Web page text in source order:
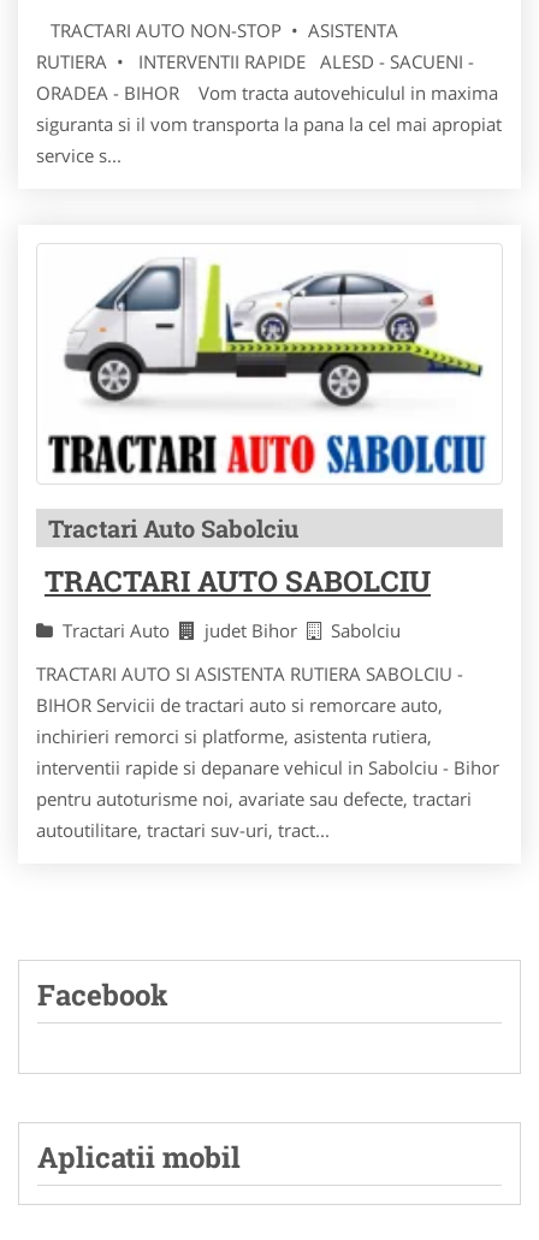
TRACTARI AUTO NON-STOP • ASISTENTA
RUTIERA • INTERVENTII RAPIDE ALESD - SACUENI -
ORADEA - BIHOR Vom tracta autovehiculul in maxima
siguranta si il vom transporta la pana la cel mai apropiat
service s...
Tractari Auto Sabolciu
TRACTARI AUTO SABOLCIU
Tractari Auto judet Bihor
Sabolciu
TRACTARI AUTO SI ASISTENTA RUTIERA SABOLCIU -
BIHOR Servicii de tractari auto si remorcare auto,
inchirieri remorci si platforme, asistenta rutiera,
interventii rapide si depanare vehicul in Sabolciu - Bihor
pentru autoturisme noi, avariate sau defecte, tractari
autoutilitare, tractari suv-uri, tract...
Facebook
Aplicatii mobil